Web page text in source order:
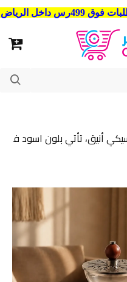
المملكة العربية السعودية
أنيق، تأتي بلون اسود ف